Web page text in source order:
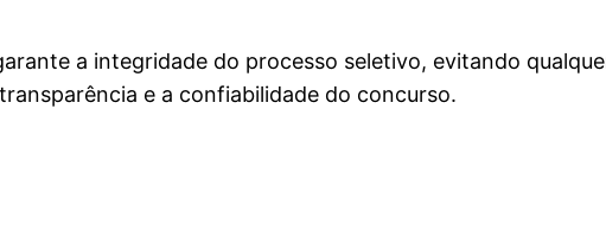
a integridade do processo seletivo, evitando
e a confiabilidade do concurso.